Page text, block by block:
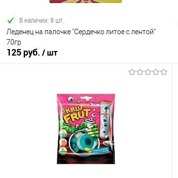
В наличии: 8 шт.
Леденец на палочке "Сердечко литое с лентой"
70гр
125 руб. / шт
В корзину
Купить в 1 клик
Сравнение
В наличии